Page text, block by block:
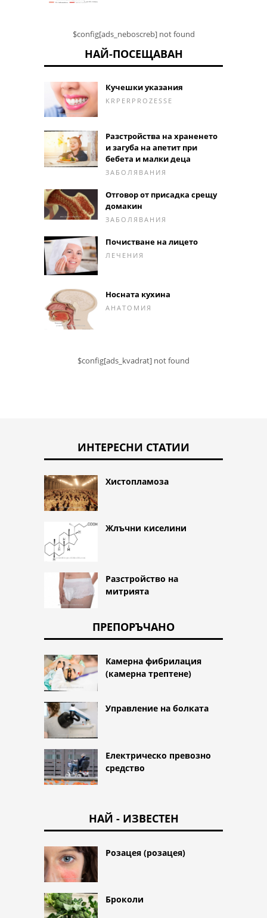
$config[ads_neboscreb] not found
НАЙ-ПОСЕЩАВАН
Кучешки указания
KRPERPROZESSE
Разстройства на храненето
и загуба на апетит при
бебета и малки деца
ЗАБОЛЯВАНИЯ
Отговор от присадка срещу
домакин
ЗАБОЛЯВАНИЯ
Почистване на лицето
ЛЕЧЕНИЯ
Носната кухина
АНАТОМИЯ
$config[ads_kvadrat] not found
ИНТЕРЕСНИ СТАТИИ
Хистопламоза
Жлъчни киселини
Разстройство на
митрията
ПРЕПОРЪЧАНО
Камерна фибрилация
(камерна трептене)
Управление на болката
Електрическо превозно
средство
НАЙ - ИЗВЕСТЕН
Розацея (розацея)
Броколи